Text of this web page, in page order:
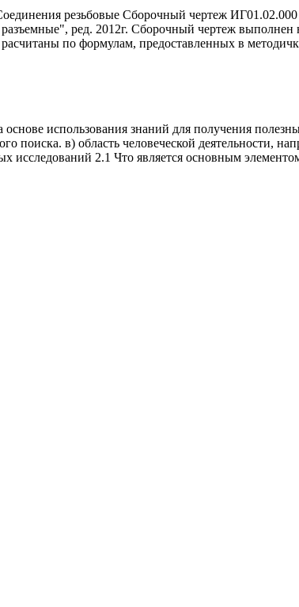
резьбовые Сборочный чертеж
ред. 2012г. Сборочный чертеж
по формулам, предоставленных в
использования знаний для получения
в) область человеческой деятельности,
исследований 2.1 Что является основным